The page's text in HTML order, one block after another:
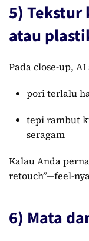
5)
atau
Pada close-up,
pori terlalu
tepi rambut
seragam
Kalau Anda
retouch”—feel-
6) Mata